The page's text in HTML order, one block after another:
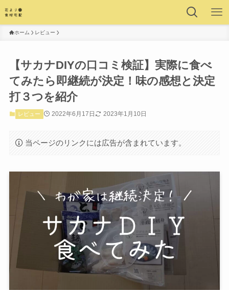
ホーム レビュー
【サカナDIYの口コミ検証】実際に食べ
てみたら即継続が決定！味の感想と決定
打３つを紹介
レビュー 2022年6月17日 2023年1月10日
当ページのリンクには広告が含まれています。